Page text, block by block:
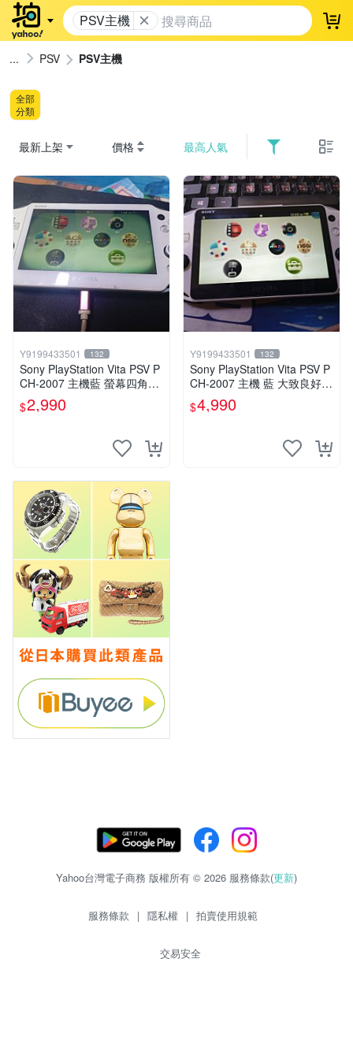
PSV主機 登
PSV PSV主機
全部
分類
最新上架 價格 最高人氣
Y9199433501 132
Sony PlayStation Vita PSV P
CH-2007 主機藍 螢幕四角略
暗 可安裝遊戲 系統3.74書
$2,990
Y9199433501 132
Sony PlayStation Vita PSV P
CH-2007 主機 藍 大致良好
送絕版YAMATO保殼
$4,990
Yahoo台灣電子商務 版權所有 © 2026 服務條款(更新)
服務條款 | 隱私權 | 拍賣使用規範
交易安全